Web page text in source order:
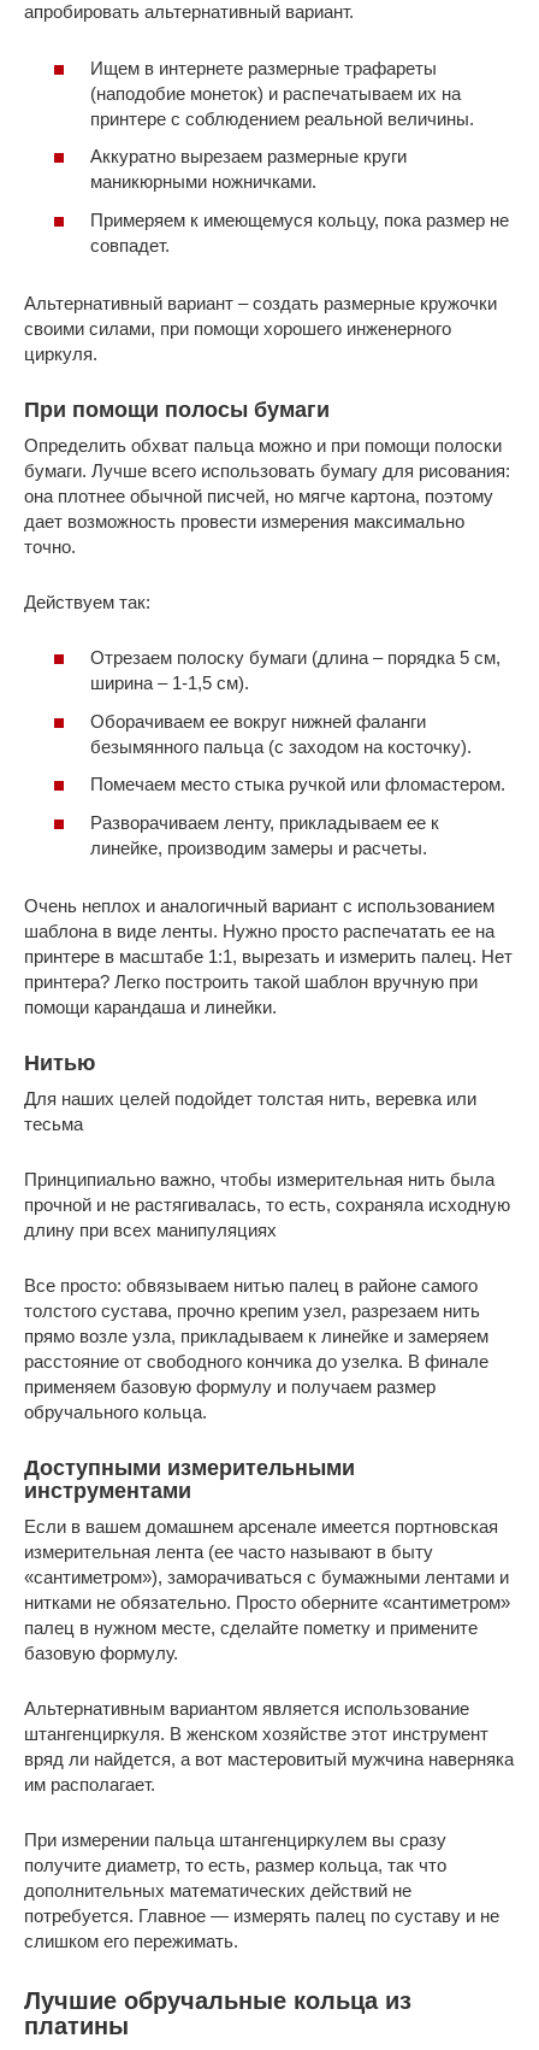
апробировать альтернативный вариант.
Ищем в интернете размерные трафареты
(наподобие монеток) и распечатываем их на
принтере с соблюдением реальной величины.
Аккуратно вырезаем размерные круги
маникюрными ножничками.
Примеряем к имеющемуся кольцу, пока размер не
совпадет.
Альтернативный вариант – создать размерные кружочки
своими силами, при помощи хорошего инженерного
циркуля.
При помощи полосы бумаги
Определить обхват пальца можно и при помощи полоски
бумаги. Лучше всего использовать бумагу для рисования:
она плотнее обычной писчей, но мягче картона, поэтому
дает возможность провести измерения максимально
точно.
Действуем так:
Отрезаем полоску бумаги (длина – порядка 5 см,
ширина – 1-1,5 см).
Оборачиваем ее вокруг нижней фаланги
безымянного пальца (с заходом на косточку).
Помечаем место стыка ручкой или фломастером.
Разворачиваем ленту, прикладываем ее к
линейке, производим замеры и расчеты.
Очень неплох и аналогичный вариант с использованием
шаблона в виде ленты. Нужно просто распечатать ее на
принтере в масштабе 1:1, вырезать и измерить палец. Нет
принтера? Легко построить такой шаблон вручную при
помощи карандаша и линейки.
Нитью
Для наших целей подойдет толстая нить, веревка или
тесьма
Принципиально важно, чтобы измерительная нить была
прочной и не растягивалась, то есть, сохраняла исходную
длину при всех манипуляциях
Все просто: обвязываем нитью палец в районе самого
толстого сустава, прочно крепим узел, разрезаем нить
прямо возле узла, прикладываем к линейке и замеряем
расстояние от свободного кончика до узелка. В финале
применяем базовую формулу и получаем размер
обручального кольца.
Доступными измерительными
инструментами
Если в вашем домашнем арсенале имеется портновская
измерительная лента (ее часто называют в быту
«сантиметром»), заморачиваться с бумажными лентами и
нитками не обязательно. Просто оберните «сантиметром»
палец в нужном месте, сделайте пометку и примените
базовую формулу.
Альтернативным вариантом является использование
штангенциркуля. В женском хозяйстве этот инструмент
вряд ли найдется, а вот мастеровитый мужчина наверняка
им располагает.
При измерении пальца штангенциркулем вы сразу
получите диаметр, то есть, размер кольца, так что
дополнительных математических действий не
потребуется. Главное — измерять палец по суставу и не
слишком его пережимать.
Лучшие обручальные кольца из
платины